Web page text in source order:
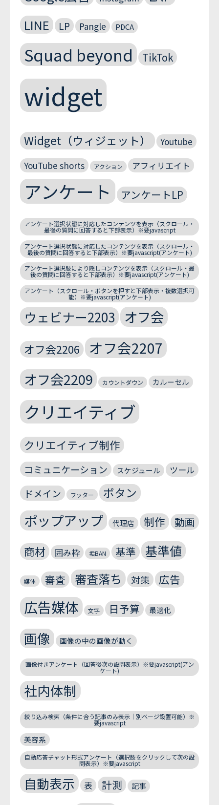
LINE LP Pangle PDCA
Squad beyond TikTok
widget
Widget（ウィジェット）
Youtube
YouTube shorts
アクション アフィリエイト
アンケート アンケートLP
アンケート選択状態に対応したコンテンツを表示（スクロール・
最後の質問に回答すると下部表示）※要javascript
アンケート選択状態に対応したコンテンツを表示（スクロール・
最後の質問に回答すると下部表示）※要javascript(アンケート)
アンケート選択肢により隠しコンテンツを表示（スクロール・最
後の質問に回答すると下部表示）※要javascript(アンケート)
アンケート（スクロール・ボタンを押すと下部表示・複数選択可
能）※要javascript(アンケート)
ウェビナー2203 オフ会
オフ会2206 オフ会2207
オフ会2209 カウントダウン カルーセル
クリエイティブ
クリエイティブ制作
コミュニケーション スケジュール ツール
ドメイン フッター ボタン
ポップアップ 代理店 制作 動画
商材 囲み枠 垢BAN 基準 基準値
媒体 審査 審査落ち 対策 広告
広告媒体 文字 日予算 最適化
画像 画像の中の画像が動く
画像付きアンケート（回答後次の設問表示）※要javascript(アン
ケート)
社内体制
絞り込み検索（条件に合う記事のみ表示｜別ページ設置可能）※
要javascript
美容系
自動応答チャット形式アンケート（選択肢をクリックして次の設
問表示）※要javascript
自動表示 表 計測 記事